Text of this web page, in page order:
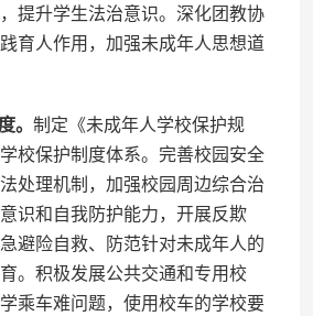
提升学生法治意识。深化团教协
育人作用，加强未成年人思想道
。 制定《未成年人学校保护规
校保护制度体系。完善校园安全
处理机制，加强校园周边综合治
识和自我防护能力，开展反欺
避险自救、防范针对未成年人的
。积极发展公共交通和专用校
乘车难问题，使用校车的学校要